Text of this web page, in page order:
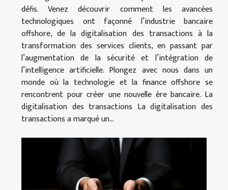
défis. Venez découvrir comment les avancées
technologiques ont façonné l’industrie bancaire
offshore, de la digitalisation des transactions à la
transformation des services clients, en passant par
l’augmentation de la sécurité et l’intégration de
l’intelligence artificielle. Plongez avec nous dans un
monde où la technologie et la finance offshore se
rencontrent pour créer une nouvelle ère bancaire. La
digitalisation des transactions La digitalisation des
transactions a marqué un...